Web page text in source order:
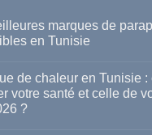
marques de
en Tunisie
de chaleur en Tunisie :
votre santé et celle de
?